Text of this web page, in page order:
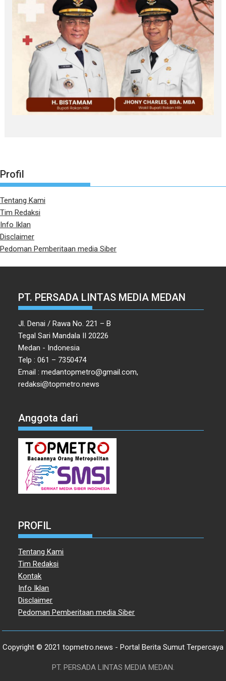
Profil
Tentang Kami
Tim Redaksi
Info Iklan
Disclaimer
Pedoman Pemberitaan media Siber
PT. PERSADA LINTAS MEDIA MEDAN
Jl. Denai / Rawa No. 221 – B
Tegal Sari Mandala II 20226
Medan - Indonesia
Telp : 061 – 7350474
Email : medantopmetro@gmail.com,
redaksi@topmetro.news
Anggota dari
PROFIL
Tentang Kami
Tim Redaksi
Kontak
Info Iklan
Disclaimer
Pedoman Pemberitaan media Siber
Copyright © 2021 topmetro.news - Portal Berita Sumut Terpercaya
PT. PERSADA LINTAS MEDIA MEDAN.